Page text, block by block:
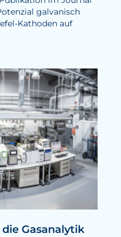
galvanisch
Kathoden auf
Gasanalytik